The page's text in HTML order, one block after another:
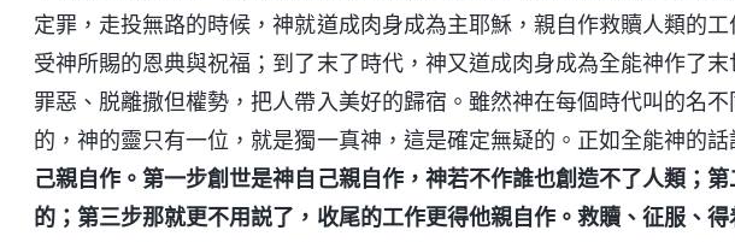
定罪，走投無路的時候，神就道成肉身成為主耶穌，親自作救贖人類的
受神所賜的恩典與祝福；到了末了時代，神又道成肉身成為全能神作了
罪惡、脱離撒但權勢，把人帶入美好的歸宿。雖然神在每個時代叫的名
的，神的靈只有一位，就是獨一真神，這是確定無疑的。正如全能神的話
己親自作。第一步創世是神自己親自作，神若不作誰也創造不了人類；
的；第三步那就更不用説了，收尾的工作更得他親自作。救贖、征服、